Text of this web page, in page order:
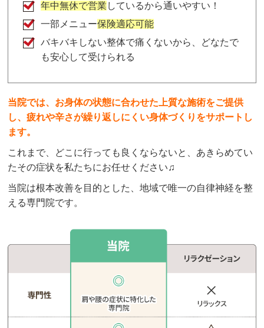
年中無休で営業 しているから通いやすい！
一部メニュー保険適応可能
バキバキしない整体で痛くないから、どなたで
も安心して受けられる
当院では、お身体の状態に合わせた上質な施術をご提供
し、疲れや辛さが繰り返しにくい身体づくりをサポートし
ます。
これまで、どこに行っても良くならないと、あきらめてい
たその症状を私たちにお任せください♫
当院は根本改善を目的とした、地域で唯一の自律神経を整
える専門院です。